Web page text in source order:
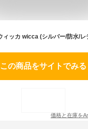
この商品をサイトでみる
価格と在庫を